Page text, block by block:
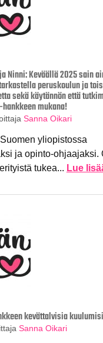
Ninni: Keväällä 2025 sain
peruskoulun ja
sekä käytännön että
mukana!
Sanna Oikari
yliopistossa
ja opinto-ohjaajaksi.
tukea... Lue
kevättalvisia
Sanna Oikari